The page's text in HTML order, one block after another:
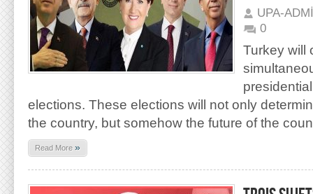
UPA-
0
Turkey will
elections. These elections will not only
the country, but somehow the future of the
Read More »